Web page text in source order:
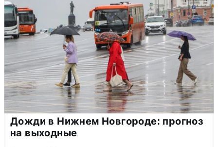
Дожди в Нижнем Новгороде: прогноз
на выходные